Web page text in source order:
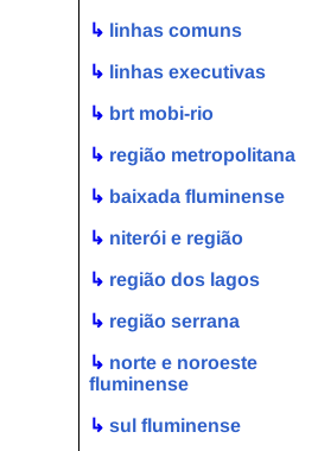
↳ linhas comuns
↳ linhas executivas
↳ brt mobi-rio
↳ região metropolitana
↳ baixada fluminense
↳ niterói e região
↳ região dos lagos
↳ região serrana
↳ norte e noroeste
fluminense
↳ sul fluminense